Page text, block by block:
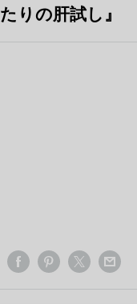
りの肝試し』